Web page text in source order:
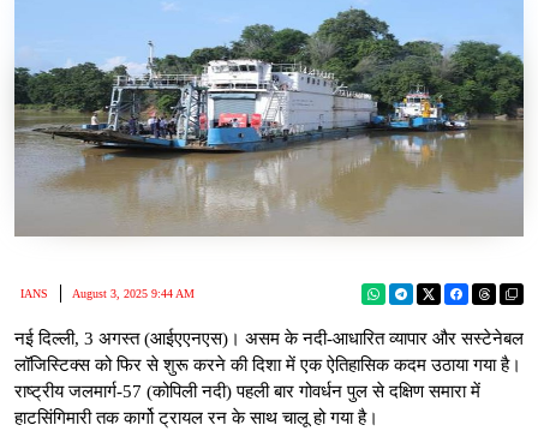
IANS August 3, 2025 9:44 AM
नई दिल्ली, 3 अगस्त (आईएएनएस)। असम के नदी-आधारित व्यापार और सस्टेनेबल
लॉजिस्टिक्स को फिर से शुरू करने की दिशा में एक ऐतिहासिक कदम उठाया गया है।
राष्ट्रीय जलमार्ग-57 (कोपिली नदी) पहली बार गोवर्धन पुल से दक्षिण समारा में
हाटसिंगिमारी तक कार्गो ट्रायल रन के साथ चालू हो गया है।